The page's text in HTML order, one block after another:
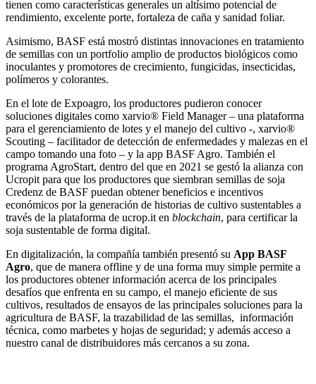
tienen como características generales un altísimo potencial de
rendimiento, excelente porte, fortaleza de caña y sanidad foliar.
Asimismo, BASF está mostró distintas innovaciones en tratamiento
de semillas con un portfolio amplio de productos biológicos como
inoculantes y promotores de crecimiento, fungicidas, insecticidas,
polímeros y colorantes.
En el lote de Expoagro, los productores pudieron conocer
soluciones digitales como xarvio® Field Manager – una plataforma
para el gerenciamiento de lotes y el manejo del cultivo -, xarvio®
Scouting – facilitador de detección de enfermedades y malezas en el
campo tomando una foto – y la app BASF Agro. También el
programa AgroStart, dentro del que en 2021 se gestó la alianza con
Ucropit para que los productores que siembran semillas de soja
Credenz de BASF puedan obtener beneficios e incentivos
económicos por la generación de historias de cultivo sustentables a
través de la plataforma de ucrop.it en blockchain, para certificar la
soja sustentable de forma digital.
En digitalización, la compañía también presentó su App BASF
Agro, que de manera offline y de una forma muy simple permite a
los productores obtener información acerca de los principales
desafíos que enfrenta en su campo, el manejo eficiente de sus
cultivos, resultados de ensayos de las principales soluciones para la
agricultura de BASF, la trazabilidad de las semillas, información
técnica, como marbetes y hojas de seguridad; y además acceso a
nuestro canal de distribuidores más cercanos a su zona.